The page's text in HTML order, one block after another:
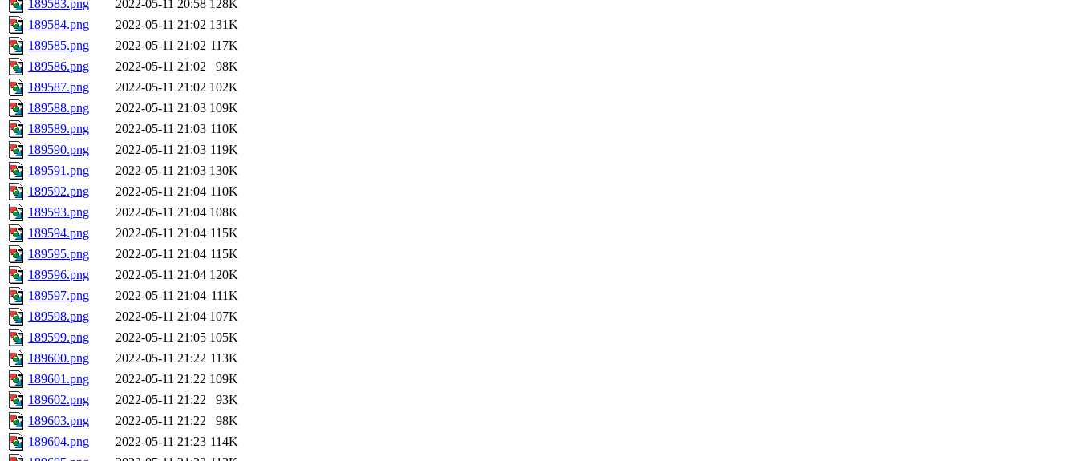
189583.png
2022-05-11 20:58 128K
189584.png
2022-05-11 21:02 131K
189585.png
2022-05-11 21:02 117K
189586.png
2022-05-11 21:02
98K
189587.png
2022-05-11 21:02 102K
189588.png
2022-05-11 21:03 109K
189589.png
2022-05-11 21:03 110K
189590.png
2022-05-11 21:03 119K
189591.png
2022-05-11 21:03 130K
189592.png
2022-05-11 21:04 110K
189593.png
2022-05-11 21:04 108K
189594.png
2022-05-11 21:04 115K
189595.png
2022-05-11 21:04 115K
189596.png
2022-05-11 21:04 120K
189597.png
2022-05-11 21:04 111K
189598.png
2022-05-11 21:04 107K
189599.png
2022-05-11 21:05 105K
189600.png
2022-05-11 21:22 113K
189601.png
2022-05-11 21:22 109K
189602.png
2022-05-11 21:22
93K
189603.png
2022-05-11 21:22
98K
189604.png
2022-05-11 21:23 114K